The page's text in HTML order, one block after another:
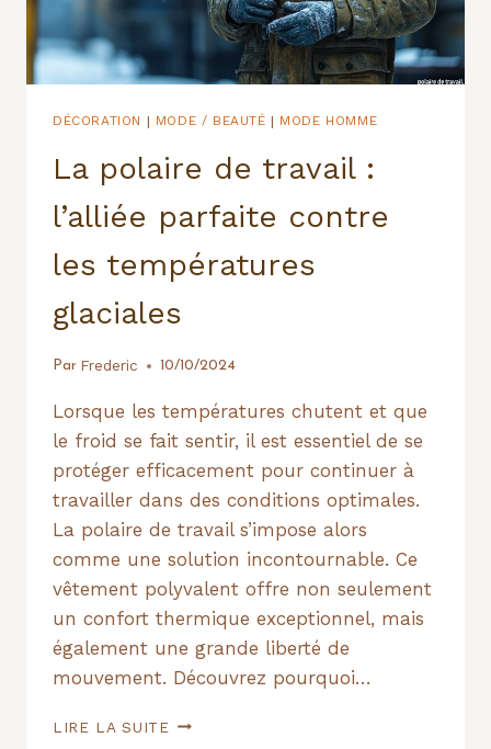
DÉCORATION MODE / BEAUTÉ MODE HOMME
La polaire de travail :
l’alliée parfaite contre
les températures
glaciales
Par Frederic 10/10/2024
Lorsque les températures chutent et que
le froid se fait sentir, il est essentiel de se
protéger efficacement pour continuer à
travailler dans des conditions optimales.
La polaire de travail s’impose alors
comme une solution incontournable. Ce
vêtement polyvalent offre non seulement
un confort thermique exceptionnel, mais
également une grande liberté de
mouvement. Découvrez pourquoi…
LIRE LA SUITELA